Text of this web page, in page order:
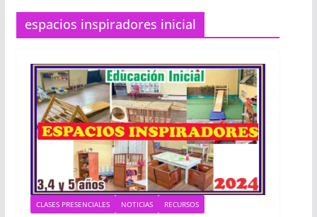
espacios inspiradores inicial
CLASES PRESENCIALES NOTICIAS RECURSOS